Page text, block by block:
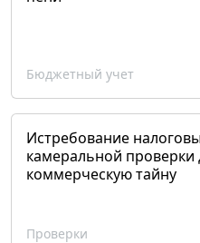
Бюджетный учет
Истребование
камеральной
коммерческую тайну
Проверки